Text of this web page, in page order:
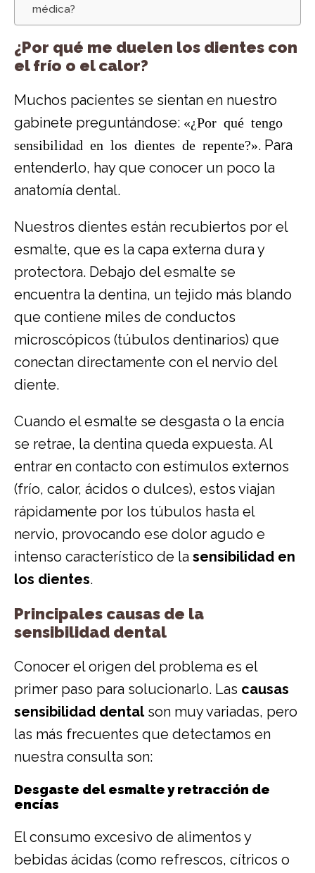
médica?
¿Por qué me duelen los dientes con
el frío o el calor?
Muchos pacientes se sientan en nuestro
gabinete preguntándose: «¿Por qué tengo
sensibilidad en los dientes de repente?». Para
entenderlo, hay que conocer un poco la
anatomía dental.
Nuestros dientes están recubiertos por el
esmalte, que es la capa externa dura y
protectora. Debajo del esmalte se
encuentra la dentina, un tejido más blando
que contiene miles de conductos
microscópicos (túbulos dentinarios) que
conectan directamente con el nervio del
diente.
Cuando el esmalte se desgasta o la encía
se retrae, la dentina queda expuesta. Al
entrar en contacto con estímulos externos
(frío, calor, ácidos o dulces), estos viajan
rápidamente por los túbulos hasta el
nervio, provocando ese dolor agudo e
intenso característico de la sensibilidad en
los dientes.
Principales causas de la
sensibilidad dental
Conocer el origen del problema es el
primer paso para solucionarlo. Las causas
sensibilidad dentalson muy variadas, pero
las más frecuentes que detectamos en
nuestra consulta son:
Desgaste del esmalte y retracción de
encías
El consumo excesivo de alimentos y
bebidas ácidas (como refrescos, cítricos o